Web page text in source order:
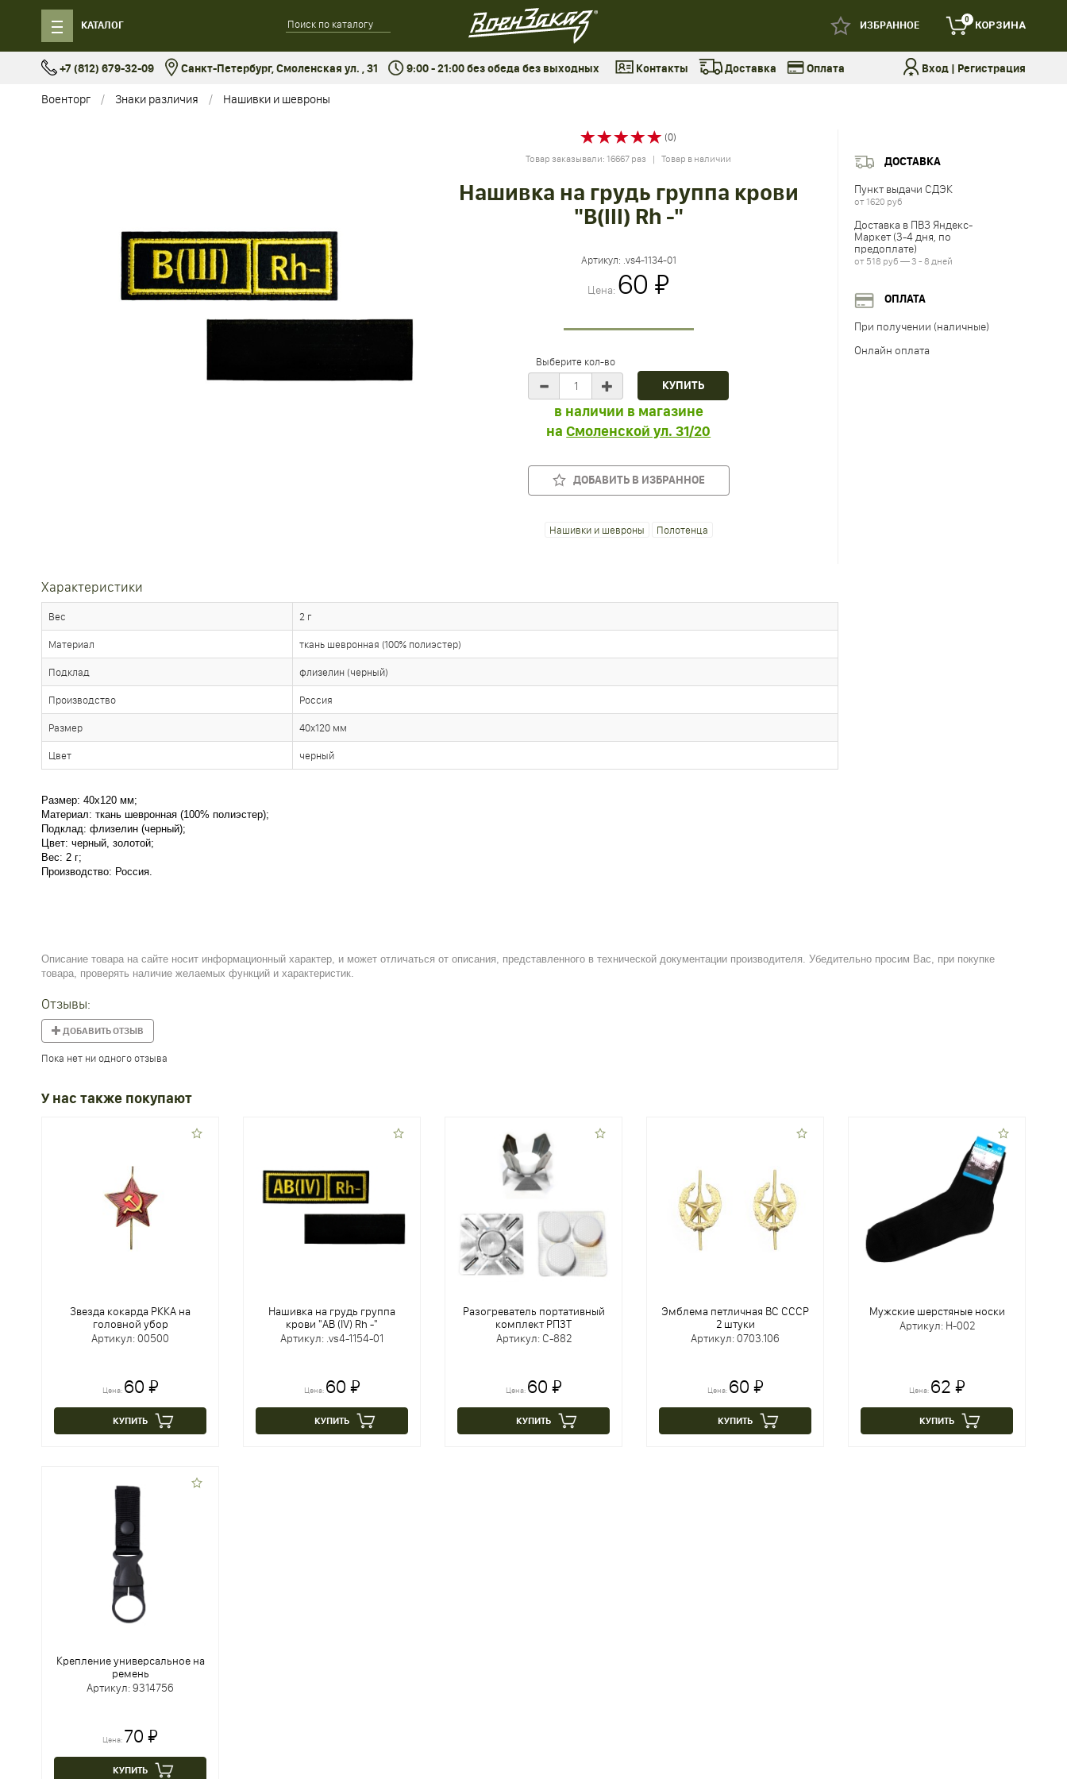
КАТАЛОГ ИЗБРАННОЕ 0 КОРЗИНА
+7 (812) 679-32-09 Санкт-Петербург, Смоленская ул. , 31 9:00 - 21:00 без обеда без выходных Контакты Доставка Оплата Вход| Регистрация
Военторг Знаки различия Нашивки и шевроны
(0)
Товар заказывали: 16667 раз | Товар в наличии
Нашивка на грудь группа крови
"B(III) Rh -"
Артикул: .vs4-1134-01
Цена: 60 ₽
Выберите кол-во
в наличии в магазине
наСмоленской ул. 31/20
ДОБАВИТЬ В ИЗБРАННОЕ
Нашивки и шевроны Полотенца
ДОСТАВКА
Пункт выдачи СДЭК
от 1620 руб
Доставка в ПВЗ Яндекс-
Маркет (3-4 дня, по
предоплате)
от 518 руб — 3 - 8 дней
ОПЛАТА
При получении (наличные)
Онлайн оплата
Характеристики
Вес 2 г
Материал ткань шевронная (100% полиэстер)
Подклад флизелин (черный)
Производство Россия
Размер 40х120 мм
Цвет черный
Размер: 40х120 мм;
Материал: ткань шевронная (100% полиэстер);
Подклад: флизелин (черный);
Цвет: черный, золотой;
Вес: 2 г;
Производство: Россия.
Описание товара на сайте носит информационный характер, и может отличаться от описания, представленного в технической документации производителя. Убедительно просим Вас, при покупке
товара, проверять наличие желаемых функций и характеристик.
Отзывы:
ДОБАВИТЬ ОТЗЫВ
Пока нет ни одного отзыва
У нас также покупают
Звезда кокарда РККА на
головной убор
Артикул: 00500
Цена: 60 ₽
КУПИТЬ
Нашивка на грудь группа
крови "AB (IV) Rh -"
Артикул: .vs4-1154-01
Цена: 60 ₽
КУПИТЬ
Разогреватель портативный
комплект РП3Т
Артикул: С-882
Цена: 60 ₽
КУПИТЬ
Эмблема петличная ВС СССР
2 штуки
Артикул: 0703.106
Цена: 60 ₽
КУПИТЬ
Мужские шерстяные носки
Артикул: Н-002
Цена: 62 ₽
КУПИТЬ
Крепление универсальное на
ремень
Артикул: 9314756
Цена: 70 ₽
КУПИТЬ